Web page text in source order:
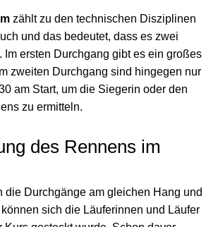
zählt zu den technischen Disziplinen
und das bedeutet, dass es zwei
Im ersten Durchgang gibt es ein großes
zweiten Durchgang sind hingegen nur
am Start, um die Siegerin oder den
zu ermitteln.
des Rennens im
die Durchgänge am gleichen Hang und
sich die Läuferinnen und Läufer